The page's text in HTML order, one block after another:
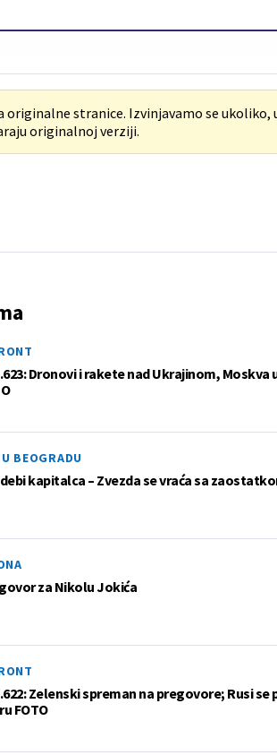
originalne stranice. Izvinjavamo se
originalnoj verziji.
Dronovi i rakete nad Ukrajinom,
BEOGRADU
kapitalca – Zvezda se vraća sa
za Nikolu Jokića
Zelenski spreman na pregovore; Rusi
FOTO